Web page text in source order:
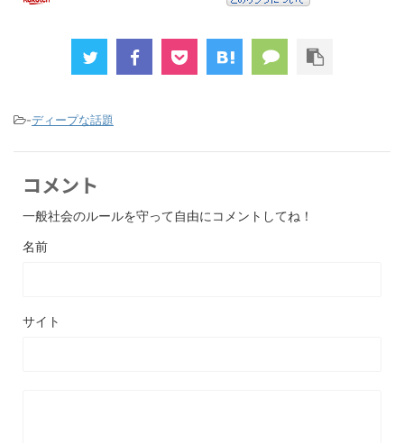
-ディープな話題
コメント
一般社会のルールを守って自由にコメントしてね！
名前
サイト